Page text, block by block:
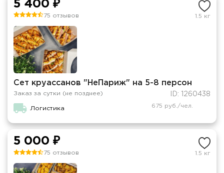
5 400 ₽
75 отзывов 1.5 кг
Сет круассанов "НеПариж" на 5-8 персон
Заказ за сутки (не позднее) ID: 1260438
Логистика 675 руб./чел.
5 000 ₽
75 отзывов 1.5 кг